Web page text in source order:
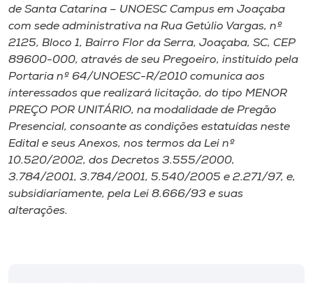
Cultura
CPA
Biblioteca
Editora
Rádio
de Santa Catarina – UNOESC Campus em Joaçaba
com sede administrativa na Rua Getúlio Vargas, nº
2125, Bloco 1, Bairro Flor da Serra, Joaçaba, SC, CEP
89600-000, através de seu Pregoeiro, instituído pela
Portaria nº 64/UNOESC-R/2010 comunica aos
interessados que realizará licitação, do tipo MENOR
PREÇO POR UNITÁRIO, na modalidade de Pregão
Presencial, consoante as condições estatuídas neste
Edital e seus Anexos, nos termos da Lei nº
10.520/2002, dos Decretos 3.555/2000,
3.784/2001, 3.784/2001, 5.540/2005 e 2.271/97, e,
subsidiariamente, pela Lei 8.666/93 e suas
alterações.